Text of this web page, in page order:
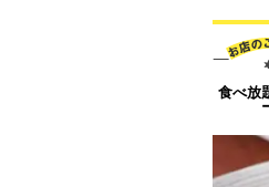
食べ放